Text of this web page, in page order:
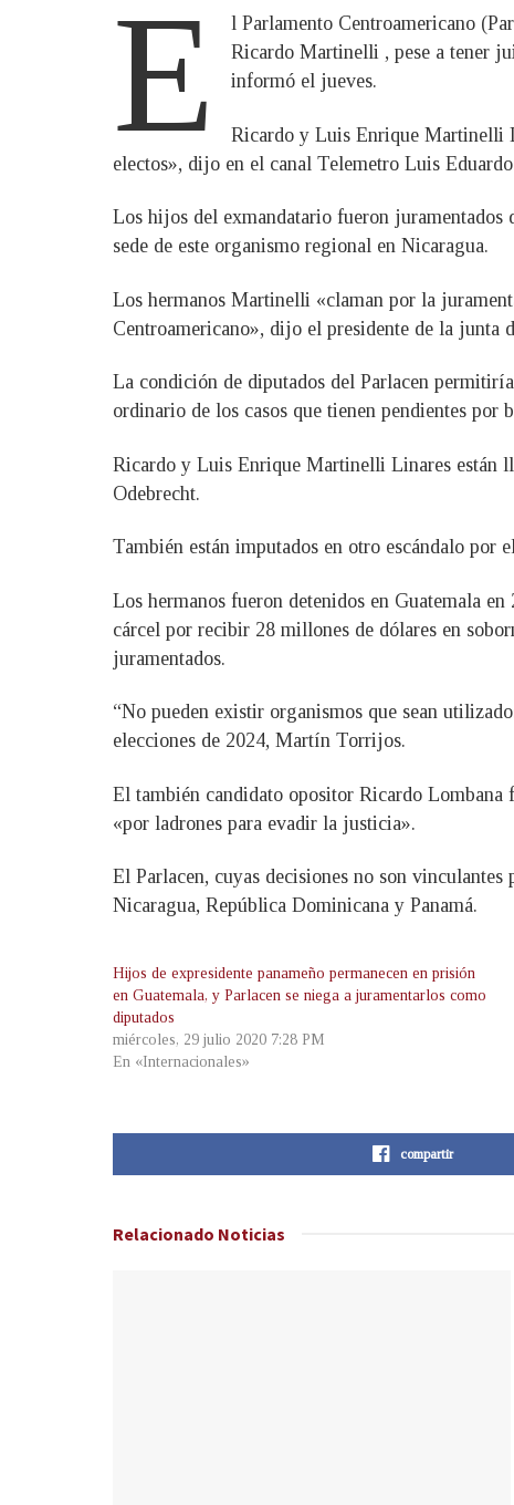
E
l Parlamento Centroamericano
Ricardo Martinelli , pese a tener
informó el jueves.
Ricardo y Luis Enrique Martinelli
electos», dijo en el canal Telemetro Luis
Los hijos del exmandatario fueron juramentados
sede de este organismo regional en Nicaragua.
Los hermanos Martinelli «claman por la
Centroamericano», dijo el presidente de la junta
La condición de diputados del Parlacen
ordinario de los casos que tienen pendientes por
Ricardo y Luis Enrique Martinelli Linares están
Odebrecht.
También están imputados en otro escándalo
Los hermanos fueron detenidos en Guatemala
cárcel por recibir 28 millones de dólares en
juramentados.
“No pueden existir organismos que sean
elecciones de 2024, Martín Torrijos.
El también candidato opositor Ricardo Lombana
«por ladrones para evadir la justicia».
El Parlacen, cuyas decisiones no son
Nicaragua, República Dominicana y Panamá.
Hijos de expresidente panameño permanecen en prisión
en Guatemala, y Parlacen se niega a juramentarlos como
diputados
miércoles, 29 julio 2020 7:28 PM
En «Internacionales»
compartir
Relacionado Noticias